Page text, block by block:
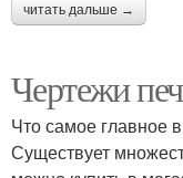
читать дальше →
Чертежи
Что самое главное
Существует